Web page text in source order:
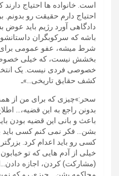
است. خانواده ها احتیاج
احتیاج دارم حقیقت رو بدونم.
دادگاهی آورد رژیم باید
باشه که سرکوبگران
شرط میشه، عفو عمومی
بخشش نیست، که خیلی
خصوصی فردی نیست. یک
کشف حقایق تاریخی…»ـ
سحر:»چیزی که برای من از همه
بدونن راجع به این قضیه،…
باعث و بانی این قضیه بودن
بشن… فکر نمی کنم کسی
کسی رو باید اعدام کرد.
خیلی از آدم هایی که تو
(مشارکت) کردن، اجازه